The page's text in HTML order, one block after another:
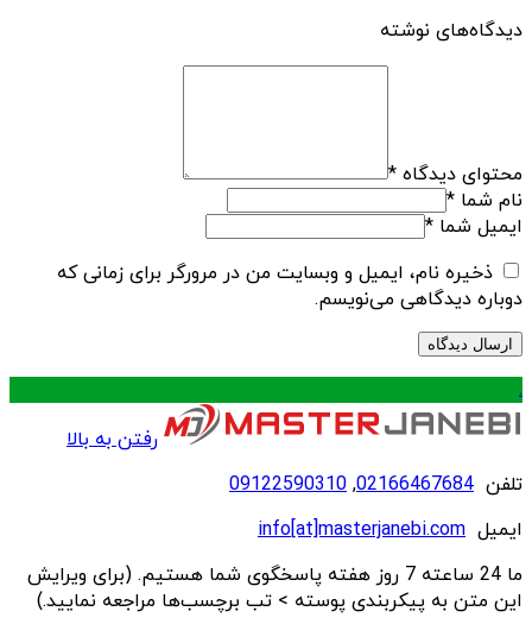
دیدگاه‌های نوشته
محتوای دیدگاه *
نام شما *
ایمیل شما *
ذخیره نام، ایمیل و وبسایت من در مرورگر برای زمانی که
دوباره دیدگاهی می‌نویسم.
.
رفتن به بالا
تلفن 02166467684
,
09122590310
ایمیل info[at]masterjanebi.com
ما 24 ساعته 7 روز هفته پاسخگوی شما هستیم. (برای ویرایش
این متن به پیکربندی پوسته > تب برچسب‌ها مراجعه نمایید.)